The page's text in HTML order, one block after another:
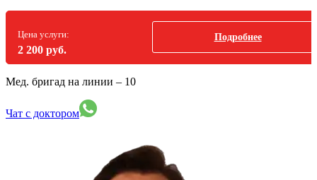
Цена услуги:
2 200 руб.
Подробнее
Мед. бригад на линии – 10
Чат с доктором